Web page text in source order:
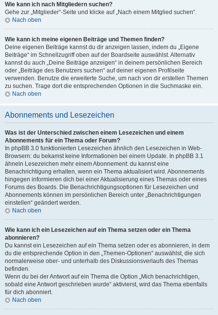
Wie kann ich nach Mitgliedern suchen?
Gehe zur „Mitglieder“-Seite und klicke auf „Nach einem Mitglied suchen“.
Nach oben
Wie kann ich meine eigenen Beiträge und Themen finden?
Deine eigenen Beiträge kannst du dir anzeigen lassen, indem du „Eigene
Beiträge“ im Schnellzugriff oben auf der Boardseite auswählst. Alternativ
kannst du auch „Deine Beiträge anzeigen“ in deinem persönlichen Bereich
oder „Beiträge des Benutzers suchen“ auf deiner eigenen Profilseite
verwenden. Benutze die erweiterte Suche, um nach von dir erstellen Themen
zu suchen. Trage dort die entsprechenden Optionen in die Suchmaske ein.
Nach oben
Abonnements und Lesezeichen
Was ist der Unterschied zwischen einem Lesezeichen und einem
Abonnements für ein Thema oder Forum?
In phpBB 3.0 funktionierten Lesezeichen ähnlich den Lesezeichen in Web-
Browsern: du bekamst keine Informationen bei einem Update. In phpBB 3.1
ähneln Lesezeichen mehr einem Abonnement: du kannst eine
Benachrichtigung erhalten, wenn ein Thema aktualisiert wird. Abonnements
hingegen informieren dich bei einer Aktualisierung eines Themas oder eines
Forums des Boards. Die Benachrichtigungsoptionen für Lesezeichen und
Abonnements können im persönlichen Bereich unter „Benachrichtigungen
einstellen“ geändert werden.
Nach oben
Wie kann ich ein Lesezeichen auf ein Thema setzen oder ein Thema
abonnieren?
Du kannst ein Lesezeichen auf ein Thema setzen oder es abonnieren, in dem
du die entsprechende Option in den „Themen-Optionen“ auswählst, die sich
normalerweise ober- und unterhalb des Diskussionsverlaufs des Themas
befinden.
Wenn du bei der Antwort auf ein Thema die Option „Mich benachrichtigen,
sobald eine Antwort geschrieben wurde“ aktivierst, wird das Thema ebenfalls
für dich abonniert.
Nach oben